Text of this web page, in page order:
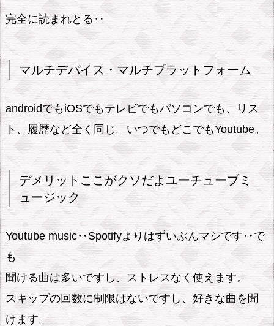
完全に読まれとる‥
マルチデバイス・マルチプラットフォーム
androidでもiOSでもテレビでもパソコンでも、リス
ト、履歴など全く同じ。いつでもどこでもYoutube。
デメリットここがクソだよユーチューブミ
ュージック
Youtube music‥Spotifyよりはずいぶんマシです‥で
も
聞ける曲は多いですし、ストレスなく使えます。
スキップの回数に制限はないですし、好きな曲を聞
けます。